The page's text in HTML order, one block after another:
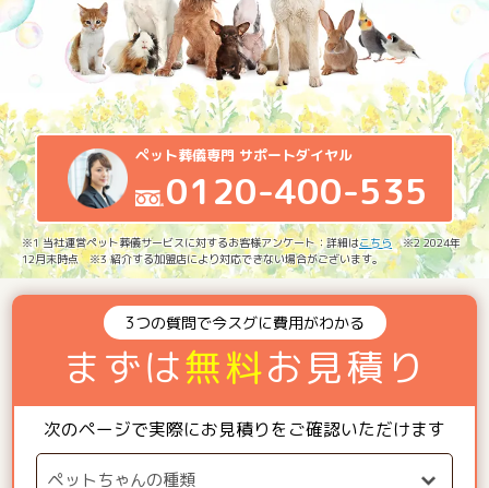
ペット葬儀専門 サポートダイヤル
0120-400-535
※1 当社運営ペット葬儀サービスに対するお客様アンケート：詳細はこちら ※2 2024年
12月末時点 ※3 紹介する加盟店により対応できない場合がございます。
3つの質問で今スグに費用がわかる
まずは無料お見積り
次のページで実際にお見積りをご確認いただけます